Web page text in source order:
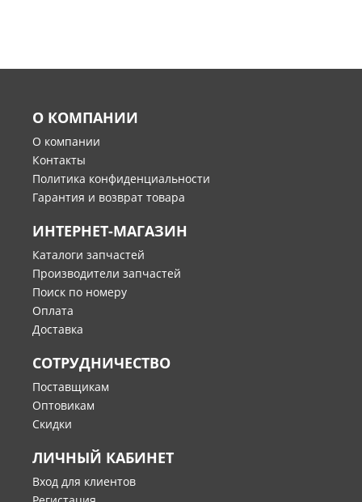
О КОМПАНИИ
О компании
Контакты
Политика конфиденциальности
Гарантия и возврат товара
ИНТЕРНЕТ-МАГАЗИН
Каталоги запчастей
Производители запчастей
Поиск по номеру
Оплата
Доставка
СОТРУДНИЧЕСТВО
Поставщикам
Оптовикам
Скидки
ЛИЧНЫЙ КАБИНЕТ
Вход для клиентов